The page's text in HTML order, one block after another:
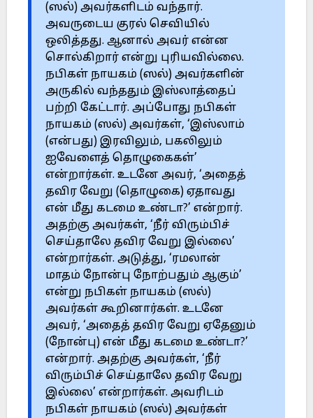
(ஸல்) அவர்களிடம் வந்தார்.
அவருடைய குரல் செவியில்
ஒலித்தது. ஆனால் அவர் என்ன
சொல்கிறார் என்று புரியவில்லை.
நபிகள் நாயகம் (ஸல்) அவர்களின்
அருகில் வந்ததும் இஸ்லாத்தைப்
பற்றி கேட்டார். அப்போது நபிகள்
நாயகம் (ஸல்) அவர்கள், ‘இஸ்லாம்
(என்பது) இரவிலும், பகலிலும்
ஐவேளைத் தொழுகைகள்’
என்றார்கள். உடனே அவர், ‘அதைத்
தவிர வேறு (தொழுகை) ஏதாவது
என் மீது கடமை உண்டா?’ என்றார்.
அதற்கு அவர்கள், ‘நீர் விரும்பிச்
செய்தாலே தவிர வேறு இல்லை’
என்றார்கள். அடுத்து, ‘ரமலான்
மாதம் நோன்பு நோற்பதும் ஆகும்’
என்று நபிகள் நாயகம் (ஸல்)
அவர்கள் கூறினார்கள். உடனே
அவர், ‘அதைத் தவிர வேறு ஏதேனும்
(நோன்பு) என் மீது கடமை உண்டா?’
என்றார். அதற்கு அவர்கள், ‘நீர்
விரும்பிச் செய்தாலே தவிர வேறு
இல்லை’ என்றார்கள். அவரிடம்
நபிகள் நாயகம் (ஸல்) அவர்கள்